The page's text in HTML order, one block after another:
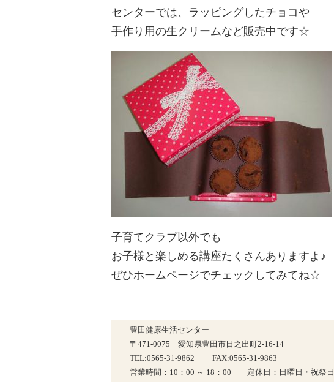
センターでは、ラッピングしたチョコや
手作り用の生クリームなど販売中です☆
子育てクラブ以外でも
お子様と楽しめる講座たくさんありますよ♪
ぜひホームページでチェックしてみてね☆
豊田健康生活センター
〒471-0075 愛知県豊田市日之出町2-16-14
TEL:0565-31-9862 FAX:0565-31-9863
営業時間：10：00 ～ 18：00 定休日：日曜日・祝祭日